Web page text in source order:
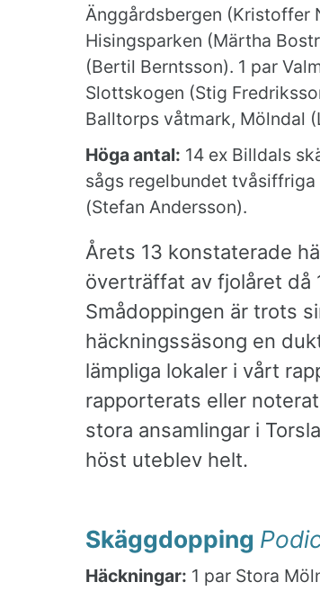
Änggårdsbergen (Kristoffer
Hisingsparken (Märtha
(Bertil Berntsson). 1 par
Slottskogen (Stig
Balltorps våtmark, Mölndal
Höga antal: 14 ex Billdals
sågs regelbundet tvåsiffriga
(Stefan Andersson).
Årets 13 konstaterade
överträffat av fjolåret då
Smådoppingen är trots
häckningssäsong en
lämpliga lokaler i vårt
rapporterats eller
stora ansamlingar i
höst uteblev helt.
Skäggdopping
Häckningar: 1 par Stora